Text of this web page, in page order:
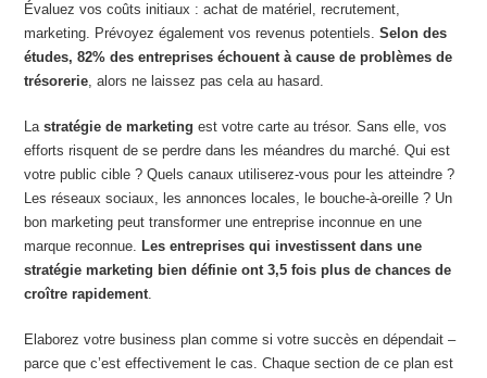
Évaluez vos coûts initiaux : achat de matériel, recrutement,
marketing. Prévoyez également vos revenus potentiels.Selon des
études, 82% des entreprises échouent à cause de problèmes de
trésorerie, alors ne laissez pas cela au hasard.
Lastratégie de marketing est votre carte au trésor. Sans elle, vos
efforts risquent de se perdre dans les méandres du marché. Qui est
votre public cible ? Quels canaux utiliserez-vous pour les atteindre ?
Les réseaux sociaux, les annonces locales, le bouche-à-oreille ? Un
bon marketing peut transformer une entreprise inconnue en une
marque reconnue. Les entreprises qui investissent dans une
stratégie marketing bien définie ont 3,5 fois plus de chances de
croître rapidement.
Elaborez votre business plan comme si votre succès en dépendait –
parce que c’est effectivement le cas. Chaque section de ce plan est